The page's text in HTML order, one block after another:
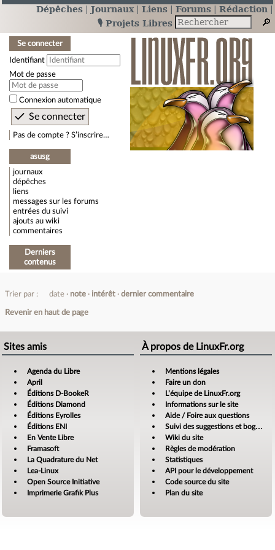
Dépêches Journaux Liens Forums
Rédaction
🎙️ Projets Libres
Se connecter
Identifiant
Mot de passe
Connexion automatique
Pas de compte ? S’inscrire…
asusg
journaux
dépêches
liens
messages sur les forums
entrées du suivi
ajouts au wiki
commentaires
Derniers
contenus
Trier par : date note intérêt dernier commentaire
Revenir en haut de page
Sites amis
Agenda du Libre
April
Éditions D-BookeR
Éditions Diamond
Éditions Eyrolles
Éditions ENI
En Vente Libre
Framasoft
La Quadrature du Net
Lea-Linux
Open Source Initiative
Imprimerie Grafik Plus
À propos de LinuxFr.org
Mentions légales
Faire un don
L’équipe de LinuxFr.org
Informations sur le site
Aide / Foire aux questions
Suivi des suggestions et bogues
Wiki du site
Règles de modération
Statistiques
API pour le développement
Code source du site
Plan du site